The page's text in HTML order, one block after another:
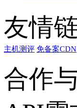
友情
主机测评 免备案CDN
合作